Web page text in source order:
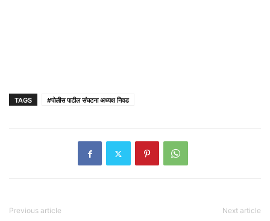
TAGS #पोलीस पाटील संघटना अध्यक्ष निवड
Previous article Next article